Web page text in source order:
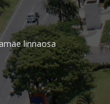
linnaosa